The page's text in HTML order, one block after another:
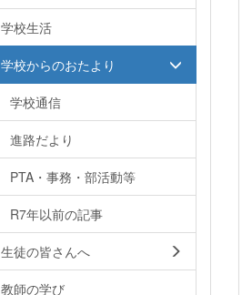
学校生活
学校からのおたより
学校通信
進路だより
PTA・事務・部活動等
R7年以前の記事
生徒の皆さんへ
教師の学び